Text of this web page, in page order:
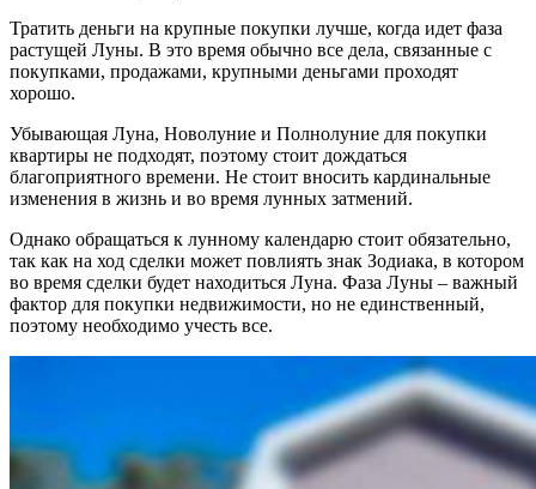
Тратить деньги на крупные покупки лучше, когда идет фаза
растущей Луны. В это время обычно все дела, связанные с
покупками, продажами, крупными деньгами проходят
хорошо.
Убывающая Луна, Новолуние и Полнолуние для покупки
квартиры не подходят, поэтому стоит дождаться
благоприятного времени. Не стоит вносить кардинальные
изменения в жизнь и во время лунных затмений.
Однако обращаться к лунному календарю стоит обязательно,
так как на ход сделки может повлиять знак Зодиака, в котором
во время сделки будет находиться Луна. Фаза Луны – важный
фактор для покупки недвижимости, но не единственный,
поэтому необходимо учесть все.